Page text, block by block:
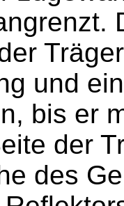
und
bis er
der
des